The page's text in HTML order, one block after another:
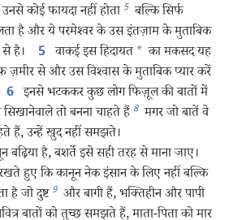
उनसे कोई फायदा नहीं होता 5 बल्कि सिर्फ
है और ये परमेश्‍वर के उस इंतज़ाम के मुताबिक
से है।
5 वाकई इस हिदायत * का मकसद यह
से और उस विश्‍वास के मुताबिक प्यार करें
6 इनसे भटककर कुछ लोग फिज़ूल की बातों में
तो बनना चाहते हैं 8 मगर जो बातें वे
हैं, उन्हें खुद नहीं समझते।
है, बशर्ते इसे सही तरह से माना जाए।
हुए कि कानून नेक इंसान के लिए नहीं बल्कि
है जो दुष्ट 9 और बागी हैं, भक्‍तिहीन और पापी
बातों को तुच्छ समझते हैं, माता-पिता को मार